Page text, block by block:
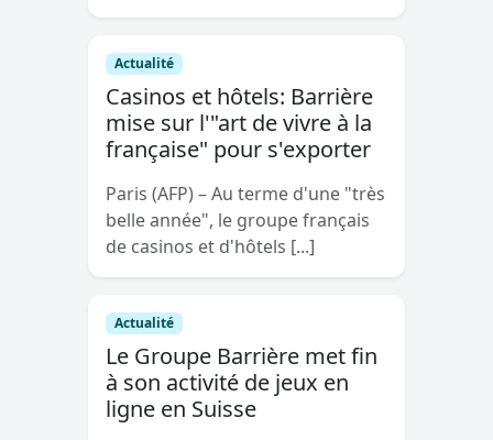
Actualité
Casinos et hôtels: Barrière
mise sur l'"art de vivre à la
française" pour s'exporter
Paris (AFP) – Au terme d'une "très
belle année", le groupe français
de casinos et d'hôtels [...]
Actualité
Le Groupe Barrière met fin
à son activité de jeux en
ligne en Suisse